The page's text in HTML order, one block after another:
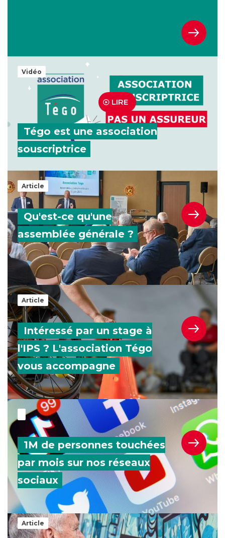
Tégo est une association souscriptrice
Vidéo
LIRE
Tégo est une association
souscriptrice
Qu'est-ce qu'une assemblée générale ?
Article
Qu'est-ce qu'une
assemblée générale ?
Intéressé par un stage à l'IPS ? L'association Tégo
Article
Intéressé par un stage à
l'IPS ? L'association Tégo
vous accompagne
1M de personnes touchées par mois sur nos réseaux
1M de personnes touchées
par mois sur nos réseaux
sociaux
L'association Tégo et la fondation IPS : un
Article